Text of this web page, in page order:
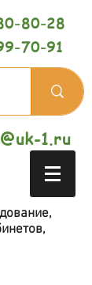
80-28
70-91
1.ru